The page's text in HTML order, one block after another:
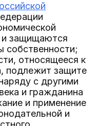
и защищаются
относящееся к
подлежит защите
с другими
и гражданина
и применение
и